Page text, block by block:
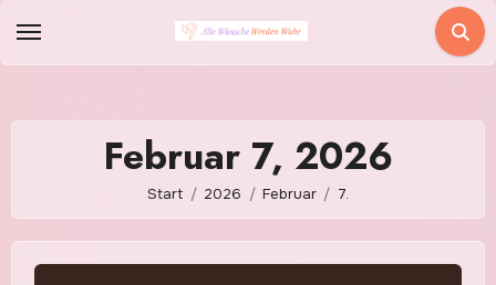
Inhalt
Februar 7, 2026
Start 2026 Februar 7.